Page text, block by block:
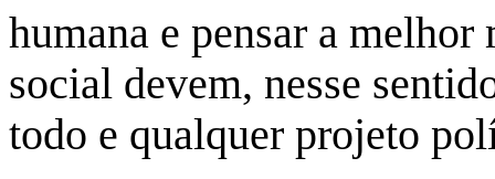
humana e pensar a
social devem, nesse
todo e qualquer projeto